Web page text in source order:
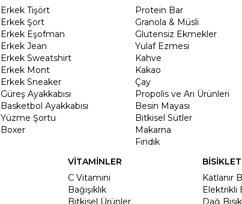
Erkek Tişört
Erkek Şort
Erkek Eşofman
Erkek Jean
Erkek Sweatshirt
Erkek Mont
Erkek Sneaker
Güreş Ayakkabısı
Basketbol Ayakkabısı
Yüzme Şortu
Boxer
Protein Bar
Granola & Müsli
Glutensiz Ekmekler
Yulaf Ezmesi
Kahve
Kakao
Çay
Propolis ve Arı Ürünleri
Besin Mayası
Bitkisel Sütler
Makarna
Fındık
VİTAMİNLER
C Vitamini
Bağışıklık
Bitkisel Ürünler
BİSİKLET
Katlanır
Elektrikli
Dağ